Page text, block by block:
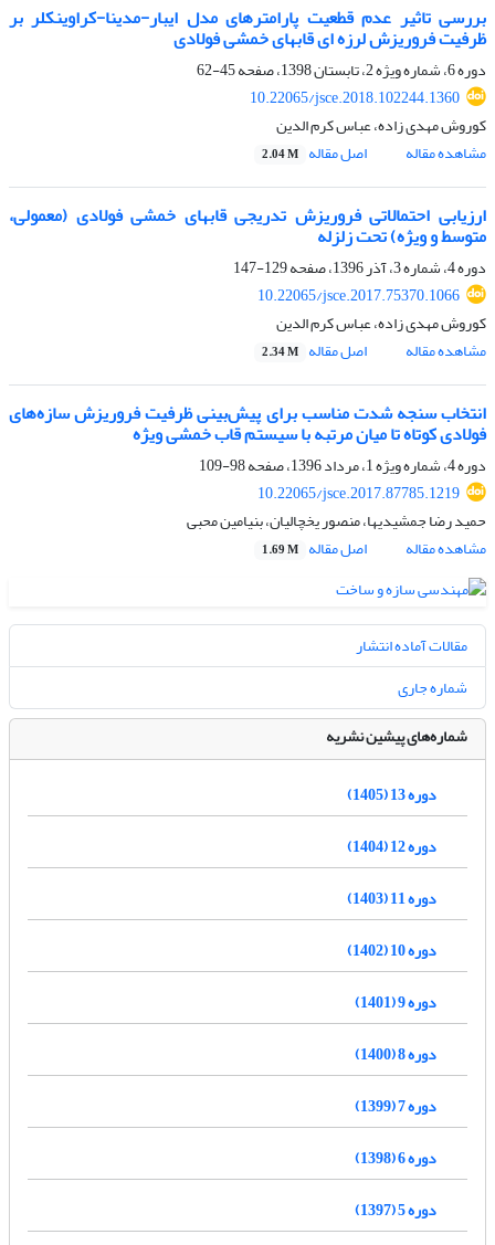
بررسی تاثیر عدم قطعیت پارامترهای مدل ایبار-مدینا-کراوینکلر بر
ظرفیت فروریزش لرزه ای قابهای خمشی فولادی
دوره 6، شماره ویژه 2، تابستان 1398، صفحه
45-62
10.22065/jsce.2018.102244.1360
کوروش مهدی زاده، عباس کرم الدین
مشاهده مقاله
اصل مقاله 2.04 M
ارزیابی احتمالاتی فروریزش تدریجی قابهای خمشی فولادی (معمولی،
متوسط و ویژه) تحت زلزله
دوره 4، شماره 3، آذر 1396، صفحه
129-147
10.22065/jsce.2017.75370.1066
کوروش مهدی زاده، عباس کرم الدین
مشاهده مقاله
اصل مقاله 2.34 M
انتخاب سنجه شدت مناسب برای پیش‌بینی ظرفیت فروریزش سازه‌های
فولادی کوتاه تا میان مرتبه با سیستم قاب خمشی ویژه
دوره 4، شماره ویژه 1، مرداد 1396، صفحه
98-109
10.22065/jsce.2017.87785.1219
حمید رضا جمشیدیها، منصور یخچالیان، بنیامین محبی
مشاهده مقاله
اصل مقاله 1.69 M
مقالات آماده انتشار
شماره جاری
شماره‌های پیشین نشریه
دوره 13 (1405)
دوره 12 (1404)
دوره 11 (1403)
دوره 10 (1402)
دوره 9 (1401)
دوره 8 (1400)
دوره 7 (1399)
دوره 6 (1398)
دوره 5 (1397)